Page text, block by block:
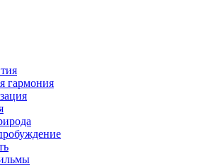
гармония